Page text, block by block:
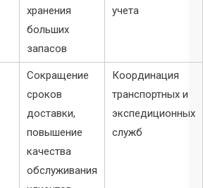
хранения
больших
запасов
учета
Сокращение
сроков
доставки,
повышение
качества
обслуживания
Координация
транспортных и
экспедиционных
служб